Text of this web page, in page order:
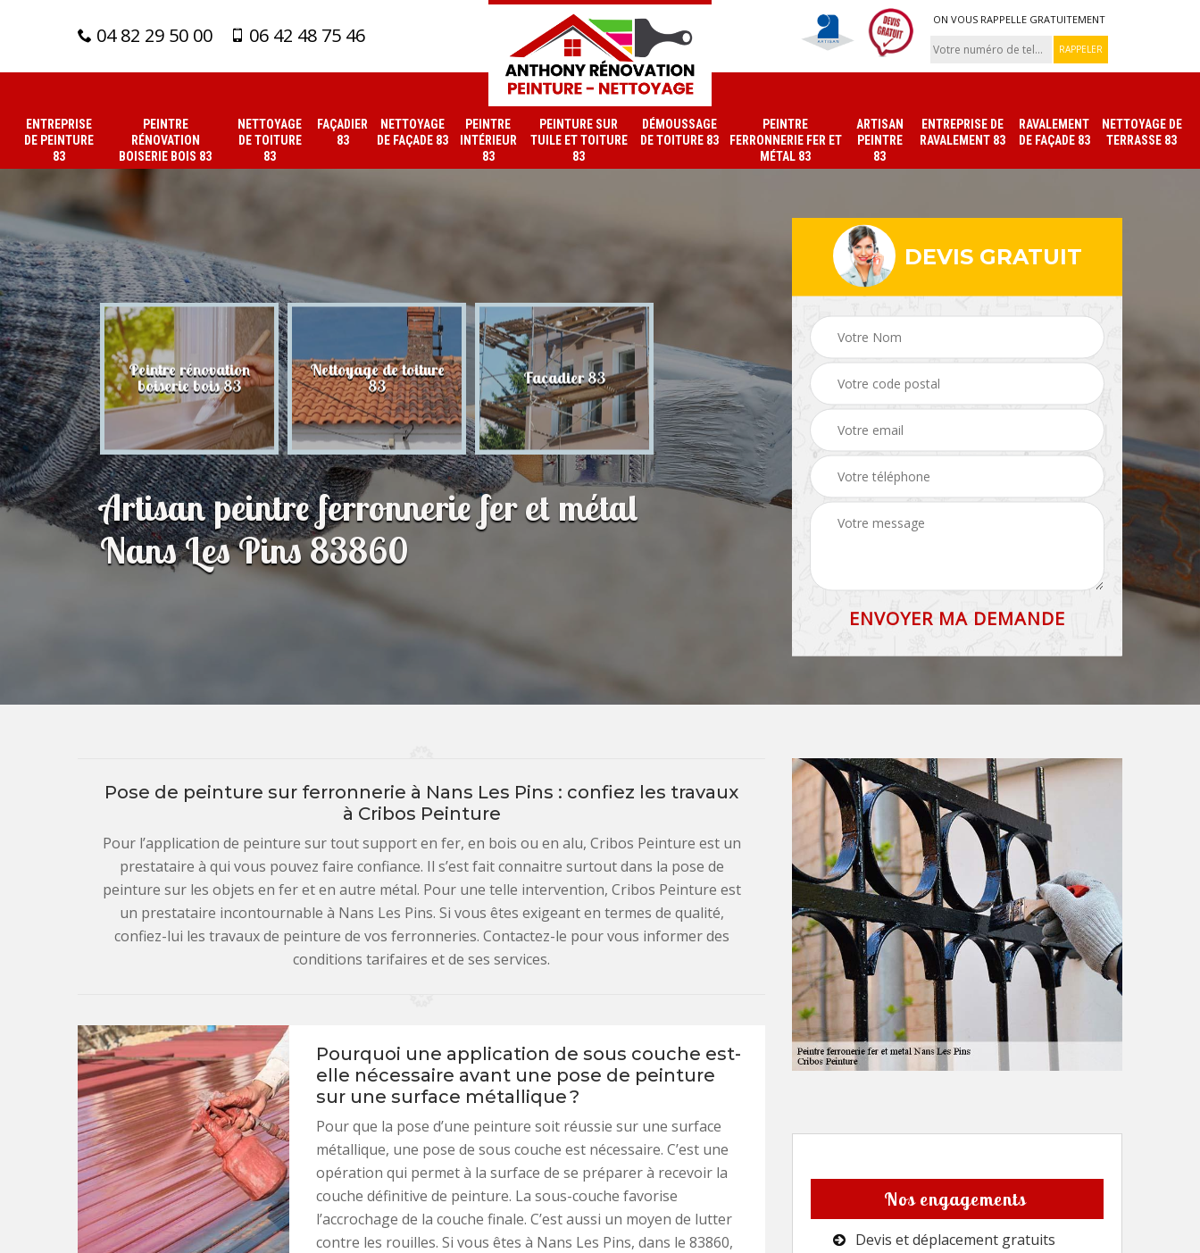
04 82 29 50 00 06 42 48 75 46
ON VOUS RAPPELLE GRATUITEMENT
ENTREPRISE
DE PEINTURE
83
PEINTRE
RÉNOVATION
BOISERIE BOIS 83
NETTOYAGE
DE TOITURE
83
FAÇADIER
83
NETTOYAGE
DE FAÇADE 83
PEINTRE
INTÉRIEUR
83
PEINTURE SUR
TUILE ET TOITURE
83
DÉMOUSSAGE
DE TOITURE 83
PEINTRE
FERRONNERIE FER ET
MÉTAL 83
ARTISAN
PEINTRE
83
ENTREPRISE DE
RAVALEMENT 83
RAVALEMENT
DE FAÇADE 83
NETTOYAGE DE
TERRASSE 83
peinture Peintre rénovation
boiserie bois 83
Nettoyage de toiture
83 Façadier 83 Nettoyage de façade
83 Peintre intérieur 83 Peinture sur tuile et
toiture 83
Artisan peintre ferronnerie fer et métal
Nans Les Pins 83860
DEVIS GRATUIT
Pose de peinture sur ferronnerie à Nans Les Pins : confiez les travaux
à Cribos Peinture
Pour l’application de peinture sur tout support en fer, en bois ou en alu, Cribos Peinture est un
prestataire à qui vous pouvez faire confiance. Il s’est fait connaitre surtout dans la pose de
peinture sur les objets en fer et en autre métal. Pour une telle intervention, Cribos Peinture est
un prestataire incontournable à Nans Les Pins. Si vous êtes exigeant en termes de qualité,
confiez-lui les travaux de peinture de vos ferronneries. Contactez-le pour vous informer des
conditions tarifaires et de ses services.
Pourquoi une application de sous couche est-
elle nécessaire avant une pose de peinture
sur une surface métallique ?
Pour que la pose d’une peinture soit réussie sur une surface
métallique, une pose de sous couche est nécessaire. C’est une
opération qui permet à la surface de se préparer à recevoir la
couche définitive de peinture. La sous-couche favorise
l’accrochage de la couche finale. C’est aussi un moyen de lutter
contre les rouilles. Si vous êtes à Nans Les Pins, dans le 83860,
Nos engagements
Devis et déplacement gratuits